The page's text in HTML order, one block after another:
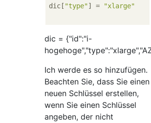
dic[ "type"] = "xlarge"
dic = {"id":"i-
Ich werde es so hinzufügen.
Beachten Sie, dass Sie einen
neuen Schlüssel erstellen,
wenn Sie einen Schlüssel
angeben, der nicht